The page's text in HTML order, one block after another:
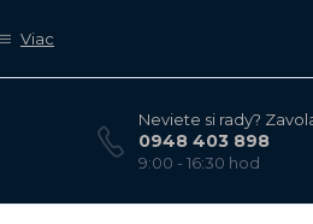
Viac
Neviete si rady?
0948 403 898
9:00 - 16:30 hod